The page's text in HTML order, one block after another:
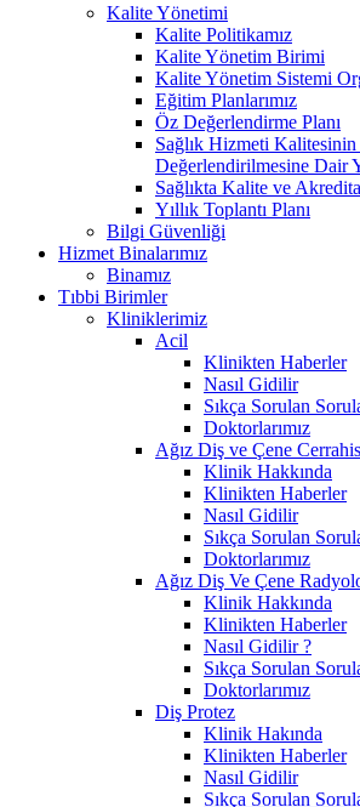
Kalite Yönetimi
Kalite Politikamız
Kalite Yönetim Birimi
Kalite Yönetim Sistemi
Eğitim Planlarımız
Öz Değerlendirme Planı
Sağlık Hizmeti
Değerlendirilmesine Dair
Sağlıkta Kalite ve
Yıllık Toplantı Planı
Bilgi Güvenliği
Hizmet Binalarımız
Binamız
Tıbbi Birimler
Kliniklerimiz
Acil
Klinikten Haberler
Nasıl Gidilir
Sıkça Sorulan
Doktorlarımız
Ağız Diş ve Çene
Klinik Hakkında
Klinikten Haberler
Nasıl Gidilir
Sıkça Sorulan
Doktorlarımız
Ağız Diş Ve Çene
Klinik Hakkında
Klinikten Haberler
Nasıl Gidilir ?
Sıkça Sorulan
Doktorlarımız
Diş Protez
Klinik Hakında
Klinikten Haberler
Nasıl Gidilir
Sıkça Sorulan